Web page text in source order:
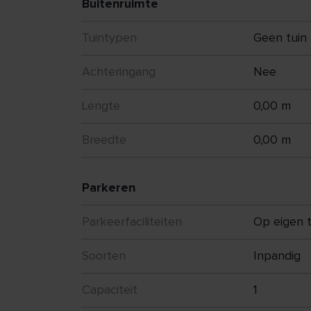
iedere slaapkamer is er directe toegang
+ De volledig betegelde badkamer is
Bijzonderheden
+ Energielabel B
+ Het appartement beschikt over
Buitenruimte
Tuintypen Geen tuin
Achteringang Nee
Lengte 0,00 m
Breedte 0,00 m
Parkeren
Parkeerfaciliteiten Op eigen
Soorten Inpandig
Capaciteit 1